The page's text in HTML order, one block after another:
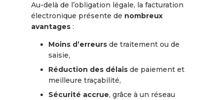
Au-delà de l’obligation légale, la facturation
électronique présente de nombreux
avantages :
Moins d’erreurs de traitement ou de
saisie,
Réduction des délais de paiement et
meilleure traçabilité,
Sécurité accrue, grâce à un réseau